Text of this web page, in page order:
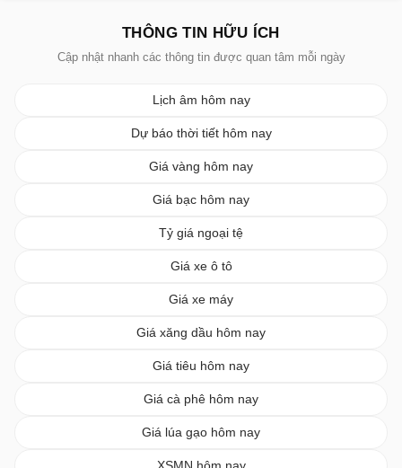
THÔNG TIN HỮU ÍCH
Cập nhật nhanh các thông tin được quan tâm mỗi ngày
Lịch âm hôm nay
Dự báo thời tiết hôm nay
Giá vàng hôm nay
Giá bạc hôm nay
Tỷ giá ngoại tệ
Giá xe ô tô
Giá xe máy
Giá xăng dầu hôm nay
Giá tiêu hôm nay
Giá cà phê hôm nay
Giá lúa gạo hôm nay
XSMN hôm nay